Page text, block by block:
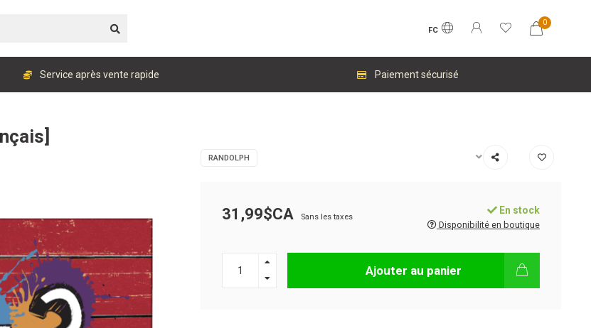
FC
0
Service après vente rapide Paiement sécurisé
RANDOLPH
31,99$CA Sans les taxes
En stock
Disponibilité en boutique
Ajouter au panier